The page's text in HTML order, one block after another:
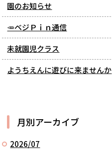
園のお知らせ
🥕ベジＰｉｎ通信
未就園児クラス
ようちえんに遊びに来ませんか
月別アーカイブ
2026/07